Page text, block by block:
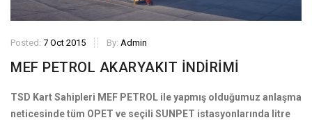
Posted: 7 Oct 2015 By: Admin
MEF PETROL AKARYAKIT İNDİRİMİ
TSD Kart Sahipleri MEF PETROL ile yapmış olduğumuz anlaşma
neticesinde tüm OPET ve seçili SUNPET istasyonlarında litre